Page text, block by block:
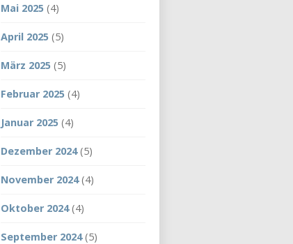
Mai 2025 (4)
April 2025 (5)
März 2025 (5)
Februar 2025 (4)
Januar 2025 (4)
Dezember 2024(5)
November 2024(4)
Oktober 2024(4)
September 2024(5)